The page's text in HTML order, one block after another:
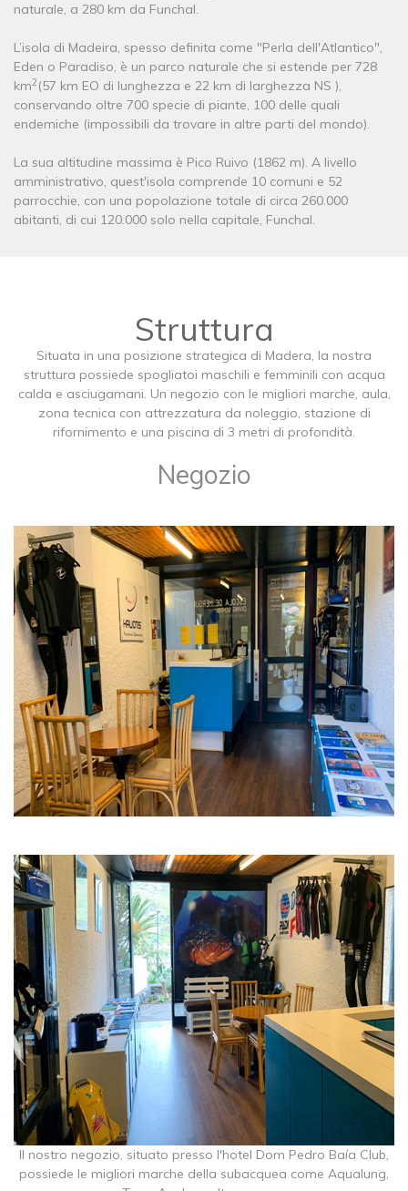
naturale, a 280 km da Funchal.
L’isola di Madeira, spesso definita come "Perla dell'Atlantico",
Eden o Paradiso, è un parco naturale che si estende per 728
km2 (57 km EO di lunghezza e 22 km di larghezza NS ),
conservando oltre 700 specie di piante, 100 delle quali
endemiche (impossibili da trovare in altre parti del mondo).
La sua altitudine massima è Pico Ruivo (1862 m). A livello
amministrativo, quest'isola comprende 10 comuni e 52
parrocchie, con una popolazione totale di circa 260.000
abitanti, di cui 120.000 solo nella capitale, Funchal.
Struttura
Situata in una posizione strategica di Madera, la nostra
struttura possiede spogliatoi maschili e femminili con acqua
calda e asciugamani. Un negozio con le migliori marche, aula,
zona tecnica con attrezzatura da noleggio, stazione di
rifornimento e una piscina di 3 metri di profondità.
Negozio
Il nostro negozio, situato presso l'hotel Dom Pedro Baía Club,
possiede le migliori marche della subacquea come Aqualung,